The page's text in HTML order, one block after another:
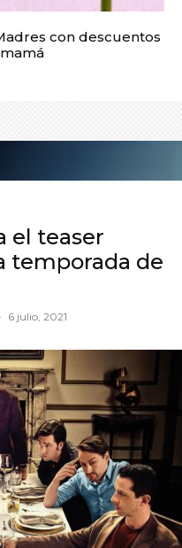
con descuentos
el teaser
temporada de
· 6 julio, 2021